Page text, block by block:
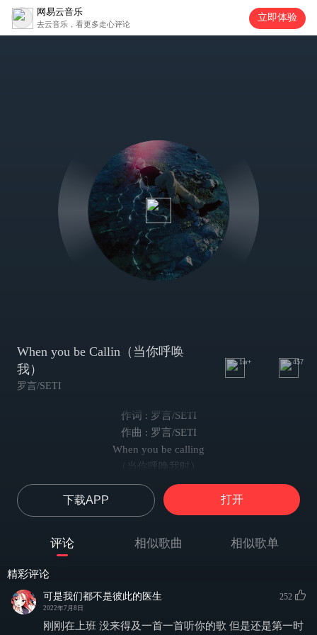
网易云音乐
去云音乐，看更多走心评论
立即体验
When you be Callin（当你呼唤
我）
罗言/SETI
1w+ 457
作词 : 罗言/SETI
作曲 : 罗言/SETI
When you be calling
（当你呼唤我时）
Angles told me da something
（天使在我耳边轻语）
“You asked me to save you ，my world？”
And Monday to seven
（从拥抱和眼神中 你能察觉到我的爱）
love is around you，i can say
下载APP 打开
评论 相似歌曲 相似歌单
精彩评论
可是我们都不是彼此的医生
2022年7月8日
252
刚刚在上班 没来得及一首一首听你的歌 但是还是第一时